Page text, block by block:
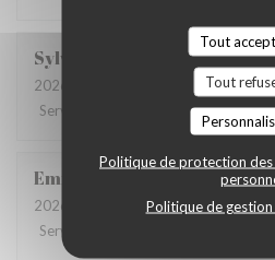
Tout
Tout
Politique de protection
Politique de
Sylvie
2026-04-01
- 11:45 - Couverts 2
Service
:5/5 Cuisine
Emile
2026-03-18
- 12:00 - Couverts 4
Service